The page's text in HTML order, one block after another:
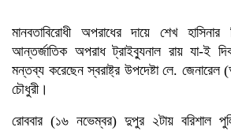
মানবতাবিরোধী অপরাধের দায়ে শেখ
আন্তর্জাতিক অপরাধ ট্রাইব্যুনাল রায় যা-ই
মন্তব্য করেছেন স্বরাষ্ট্র উপদেষ্টা লে.
চৌধুরী।
রোববার (১৬ নভেম্বর) দুপুর ২টায় বরিশাল